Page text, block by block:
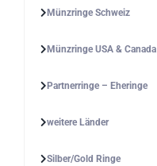
Münzringe Schweiz
Münzringe USA & Canada
Partnerringe – Eheringe
weitere Länder
Silber/Gold Ringe